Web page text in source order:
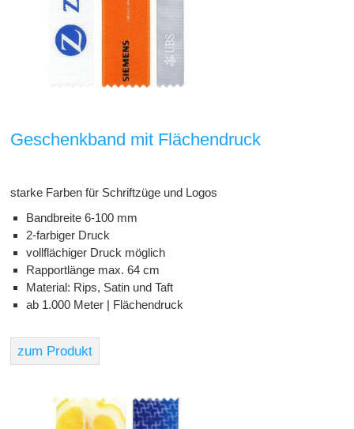
Geschenkband mit Flächendruck
starke Farben für Schriftzüge und Logos
Bandbreite 6-100 mm
2-farbiger Druck
vollflächiger Druck möglich
Rapportlänge max. 64 cm
Material: Rips, Satin und Taft
ab 1.000 Meter | Flächendruck
zum Produkt